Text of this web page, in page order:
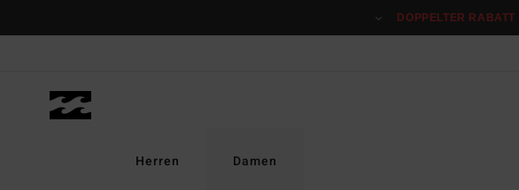
DOPPELTER RABATT
Herren Damen